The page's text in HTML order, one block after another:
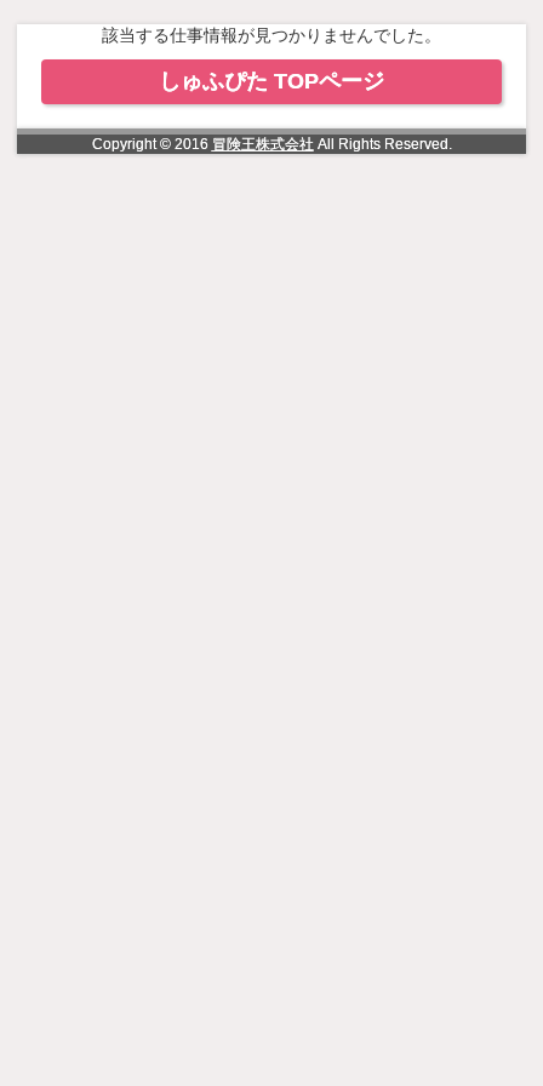
該当する仕事情報が見つかりませんでした。
しゅふぴた TOPページ
Copyright © 2016 冒険王株式会社All Rights Reserved.